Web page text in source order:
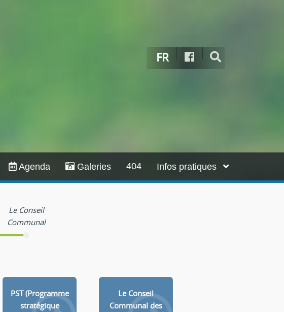
FR
Agenda Galeries 404 Infos pratiques
Le Conseil
Communal
PST (Programme
stratégique
Le Conseil
Communal des